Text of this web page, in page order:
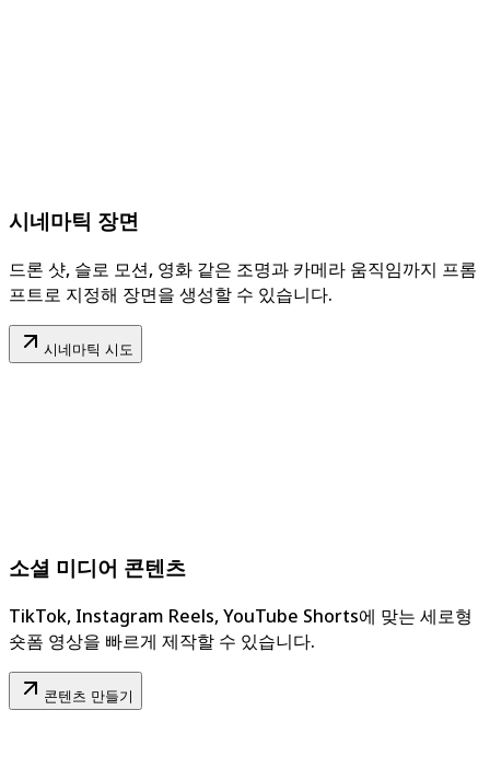
시네마틱 장면
드론 샷, 슬로 모션, 영화 같은 조명과 카메라 움직임까지 프롬
프트로 지정해 장면을 생성할 수 있습니다.
시네마틱 시도
소셜 미디어 콘텐츠
TikTok, Instagram Reels, YouTube Shorts에 맞는 세로형
숏폼 영상을 빠르게 제작할 수 있습니다.
콘텐츠 만들기